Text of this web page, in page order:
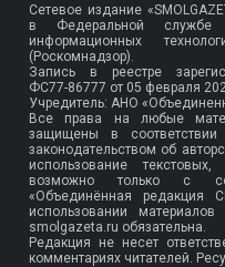
Сетевое издание
в Федеральной
информационных
(Роскомнадзор).
Запись в реестре
ФС77-86777 от 05 февраля
Учредитель: АНО
Все права на любые
защищены в
законодательством об
использование
возможно только с
«Объединённая редакция
использовании
smolgazeta.ru обязательна.
Редакция не несет
комментариях читателей.